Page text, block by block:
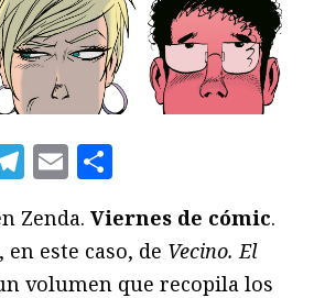
Telegram
Email
Zenda. Viernes de cómic.
en este caso, de Vecino. El
volumen que recopila los